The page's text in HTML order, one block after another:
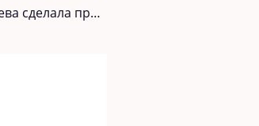
Располневшая Лера Кудрявцева сделала признание. Прямо неожиданное!